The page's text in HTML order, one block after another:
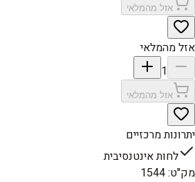
אזל מהמלאי
אזל מהמלאי
1
אזל מהמלאי
יתרונות מרכזיים
לחות אינטנסיבית
מק"ט:
1544